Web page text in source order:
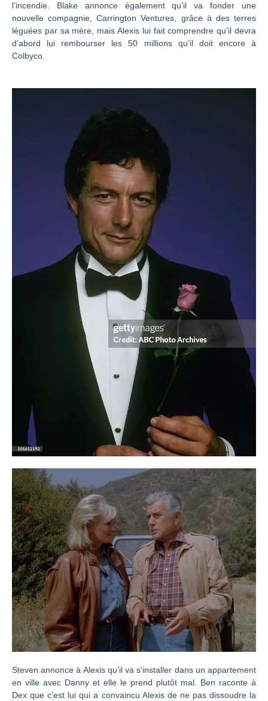
l’incendie. Blake annonce également qu’il va fonder une
nouvelle compagnie, Carrington Ventures, grâce à des terres
léguées par sa mère, mais Alexis lui fait comprendre qu’il devra
d’abord lui rembourser les 50 millions qu’il doit encore à
Colbyco.
Steven annonce à Alexis qu’il va s’installer dans un appartement
en ville avec Danny et elle le prend plutôt mal. Ben raconte à
Dex que c’est lui qui a convaincu Alexis de ne pas dissoudre la